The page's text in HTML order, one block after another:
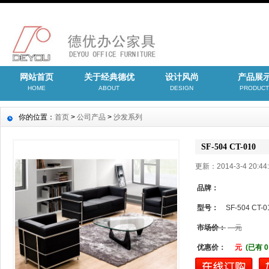
网站首页
HOME
关于经典德优
ABOUT
设计风尚
DESIGN
产品展
PRODUCT
你的位置： 首页 > 公司产品 > 沙发系列
SF-504 CT-010
更新：2014-3-4
品牌：
型号： SF-504 CT-
市场价： 元
优惠价： 元 (已有